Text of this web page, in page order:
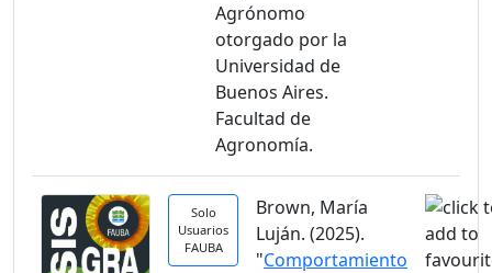
Agrónomo
otorgado por la
Universidad de
Buenos Aires.
Facultad de
Agronomía.
Solo
Usuarios
FAUBA
Brown, María
Luján. (2025).
"Comportamiento